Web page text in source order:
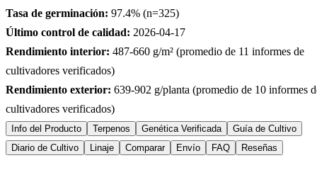
Tasa de germinación: 97.4% (n=325)
Último control de calidad: 2026-04-17
Rendimiento interior: 487-660 g/m² (promedio de 11 informes de
cultivadores verificados)
Rendimiento exterior: 639-902 g/planta (promedio de 10 informes
cultivadores verificados)
Info del Producto Terpenos Genética Verificada
Guía de Cultivo
Diario de Cultivo
Linaje Comparar Envío FAQ Reseñas